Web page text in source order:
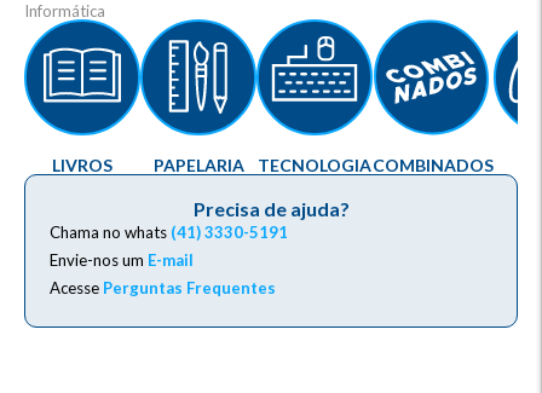
Informática
Precisa de ajuda?
Chama no whats (41) 3330-5191
Envie-nos um E-mail
Acesse Perguntas Frequentes
LIVROS PAPELARIA TECNOLOGIACOMBINADOS